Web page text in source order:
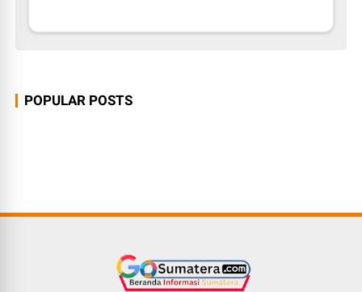
POPULAR POSTS